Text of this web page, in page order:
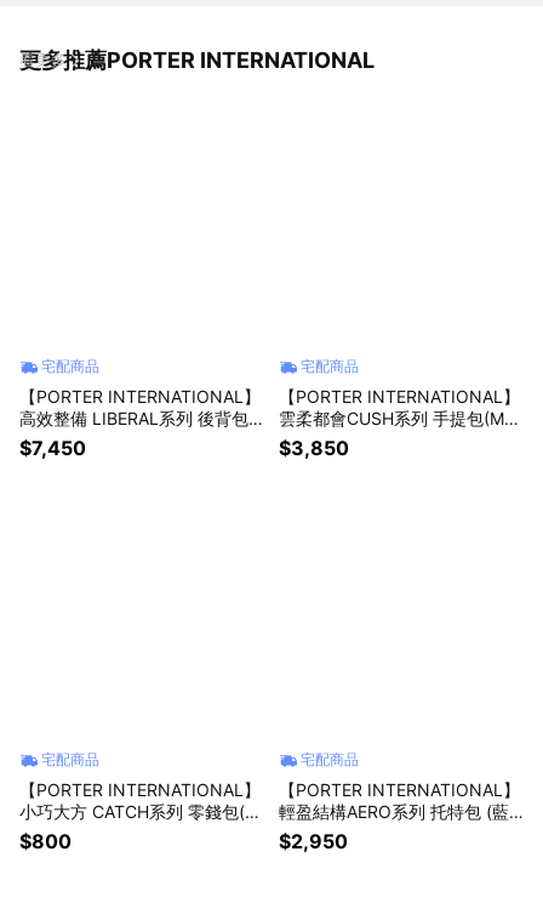
更多推薦PORTER INTERNATIONAL
看更多
宅配商品
【PORTER INTERNATIONAL】
高效整備 LIBERAL系列 後背包
(黑色)
$7,450
宅配商品
【PORTER INTERNATIONAL】
雲柔都會CUSH系列 手提包(M)
(黑色)
$3,850
宅配商品
【PORTER INTERNATIONAL】
小巧大方 CATCH系列 零錢包(森
林綠)
$800
宅配商品
【PORTER INTERNATIONAL】
輕盈結構AERO系列 托特包 (藍
色)
$2,950